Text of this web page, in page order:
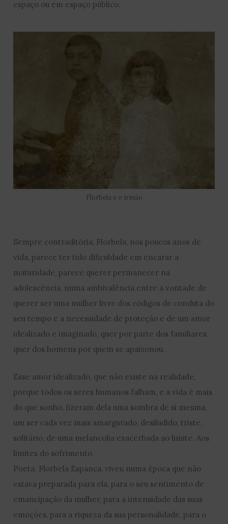
espaço ou em espaço público.
Florbela e o irmão
Sempre contraditória, Florbela, nos poucos anos de
vida, parece ter tido dificuldade em encarar a
maturidade, parece querer permanecer na
adolescência, numa ambivalência entre a vontade de
querer ser uma mulher livre dos códigos de conduta do
seu tempo e a necessidade de proteção e de um amor
idealizado e imaginado, quer por parte dos familiares,
quer dos homens por quem se apaixonou.
Esse amor idealizado, que não existe na realidade,
porque todos os seres humanos falham, e a vida é mais
do que sonho, fizeram dela uma sombra de si mesma,
um ser cada vez mais amargurado, desiludido, triste,
solitário, de uma melancolia exacerbada ao limite. Aos
limites do sofrimento.
Poeta. Florbela Espanca, viveu numa época que não
estava preparada para ela, para o seu sentimento de
emancipação da mulher, para a intensidade das suas
emoções, para a riqueza da sua personalidade, para o